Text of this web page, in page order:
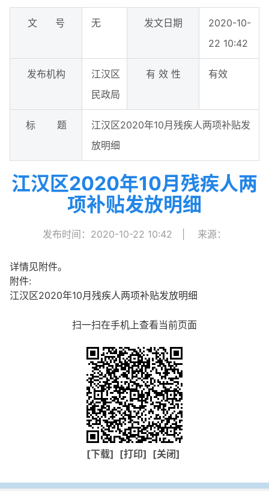
文 号 无 发文日期
2020-10-
22 10:42
发布机构
江汉区
民政局
有 效 性 有效
标 题
江汉区2020年10月残疾人两项补贴发
放明细
江汉区2020年10月残疾人两
项补贴发放明细
发布时间：2020-10-22 10:42 来源：
详情见附件。
附件:
江汉区2020年10月残疾人两项补贴发放明细
扫一扫在手机上查看当前页面
[下载] [打印] [关闭]